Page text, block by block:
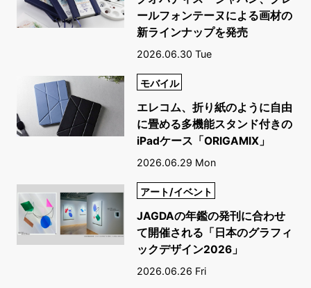
ールフォンテーヌによる画材の
新ラインナップを発売
2026.06.30 Tue
モバイル
エレコム、折り紙のように自由
に畳める多機能スタンド付きの
iPadケース「ORIGAMIX」
2026.06.29 Mon
アート/イベント
JAGDAの年鑑の発刊に合わせ
て開催される「日本のグラフィ
ックデザイン2026」
2026.06.26 Fri